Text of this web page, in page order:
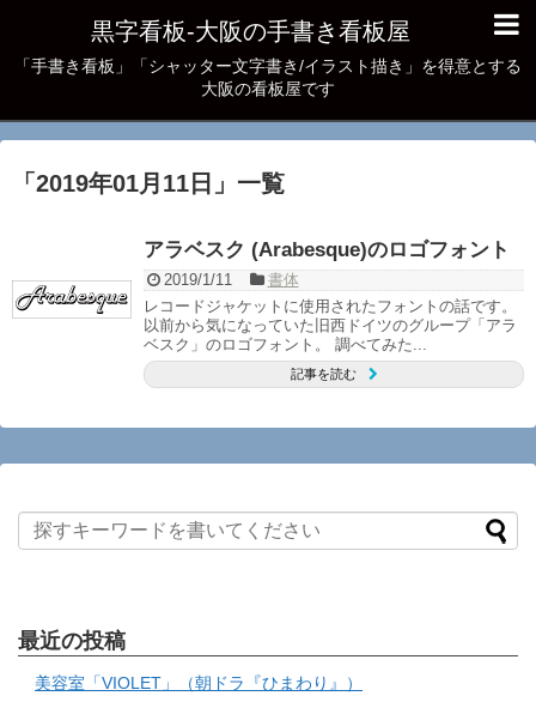
黒字看板‐大阪の手書き看板屋
「手書き看板」「シャッター文字書き/イラスト描き」を得意とする
大阪の看板屋です
「 2019年01月11日 」 一覧
アラベスク (Arabesque)のロゴフォント
2019/1/11
書体
レコードジャケットに使用されたフォントの話です。
以前から気になっていた旧西ドイツのグループ「アラ
ベスク」のロゴフォント。 調べてみた...
記事を読む
最近の投稿
美容室「VIOLET」（朝ドラ『ひまわり』）